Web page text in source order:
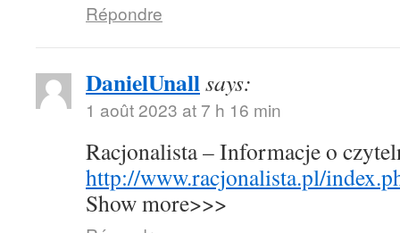
Répondre
DanielUnallsays:
1 août 2023 at 7 h 16 min
Racjonalista – Informacje o
http://www.racjonalista.pl/
Show more>>>